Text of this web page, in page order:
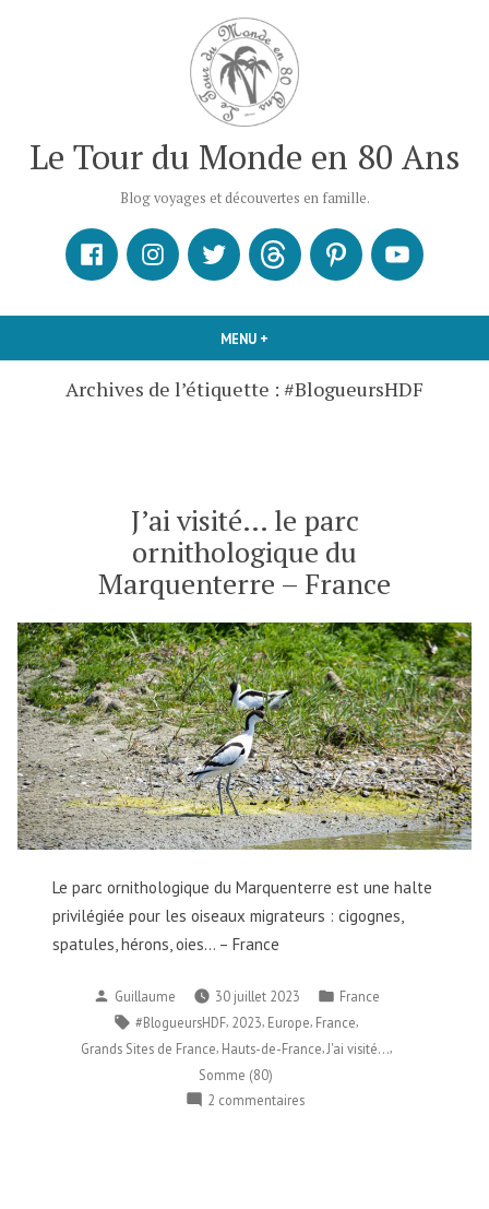
Le Tour du Monde en 80 Ans
Blog voyages et découvertes en famille.
MENU +
FacebookInstagram
X ThreadsPinterestYoutube
Archives de l’étiquette : #BlogueursHDF
J’ai visité… le parc
ornithologique du
Marquenterre – France
Le parc ornithologique du Marquenterre est une halte
privilégiée pour les oiseaux migrateurs : cigognes,
spatules, hérons, oies… – France
Publié
par
Guillaume 30 juillet 2023
Publié
dans
France
Étiquettes :
#BlogueursHDF 2023 Europe France
Grands Sites de France Hauts-de-France J'ai visité...
Somme (80)
2 commentairessur